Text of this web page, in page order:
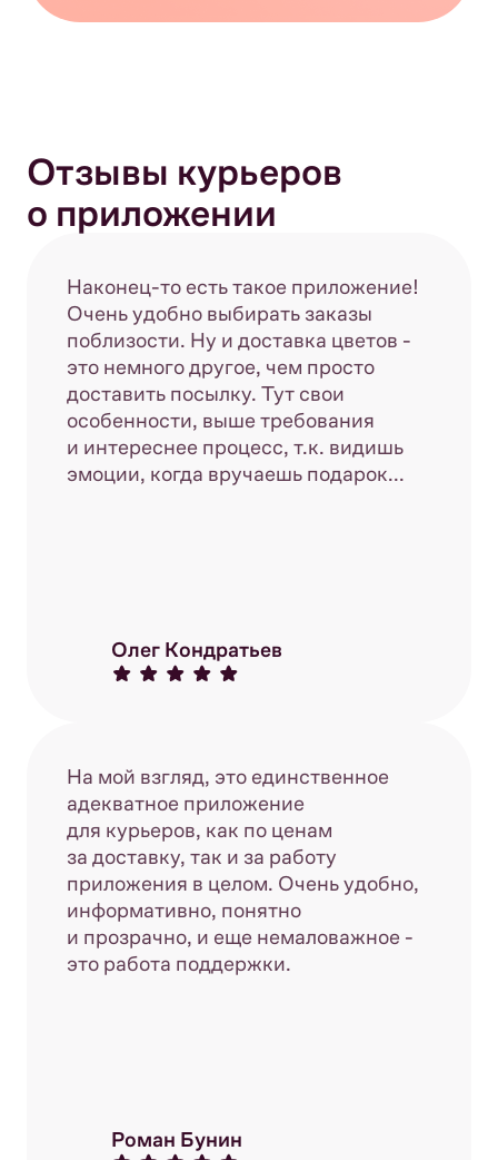
Отзывы курьеров
о приложении
Наконец-то есть такое приложение!
Очень удобно выбирать заказы
поблизости. Ну и доставка цветов -
это немного другое, чем просто
доставить посылку. Тут свои
особенности, выше требования
и интереснее процесс, т.к. видишь
эмоции, когда вручаешь подарок...
Олег Кондратьев
На мой взгляд, это единственное
адекватное приложение
для курьеров, как по ценам
за доставку, так и за работу
приложения в целом. Очень удобно,
информативно, понятно
и прозрачно, и еще немаловажное -
это работа поддержки.
Роман Бунин